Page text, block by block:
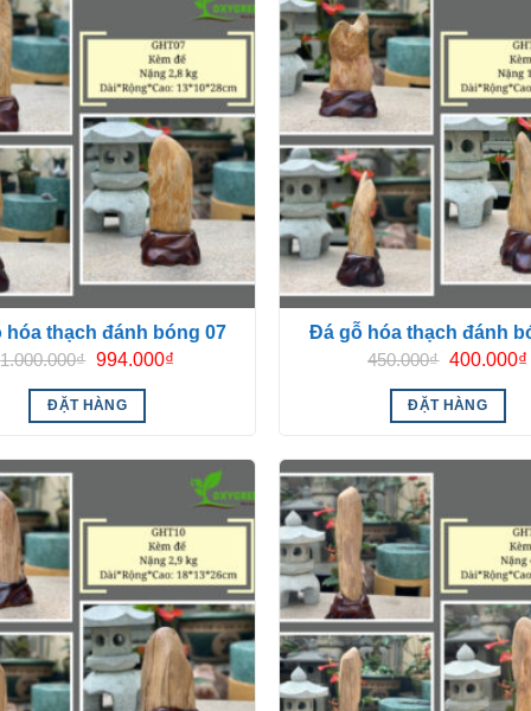
hóa thạch đánh bóng 07
1.000.000₫ Giá
gốc
là:
1.000.000₫.
994.000₫Giá
ĐẶT HÀNG
Đá gỗ hóa thạch đánh
450.000₫ Giá
gốc
là:
450.000₫.
400.000₫
ĐẶT HÀNG